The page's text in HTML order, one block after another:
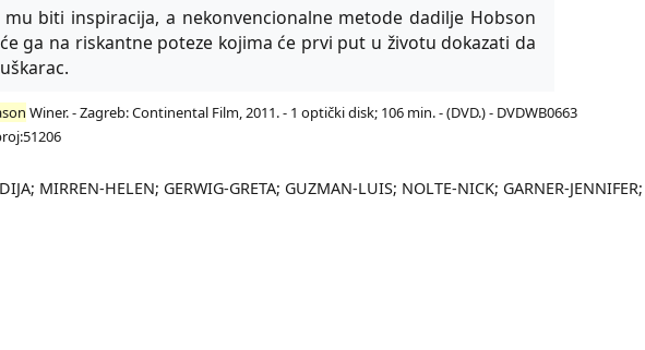
mu biti inspiracija, a nekonvencionalne metode dadilje Hobson
ga na riskantne poteze kojima će prvi put u životu dokazati da
Winer. - Zagreb: Continental Film, 2011. - 1 optički disk; 106 min. - (DVD.) - DVDWB0663
MIRREN-HELEN; GERWIG-GRETA; GUZMAN-LUIS; NOLTE-NICK; GARNER-JENNIFER;